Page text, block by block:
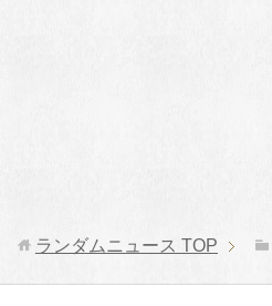
ランダムニュース TOP